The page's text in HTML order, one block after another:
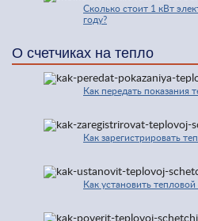
Сколько стоит 1 кВт
году?
О счетчиках на тепло
Как передать показания
Как зарегистрировать
Как установить тепловой